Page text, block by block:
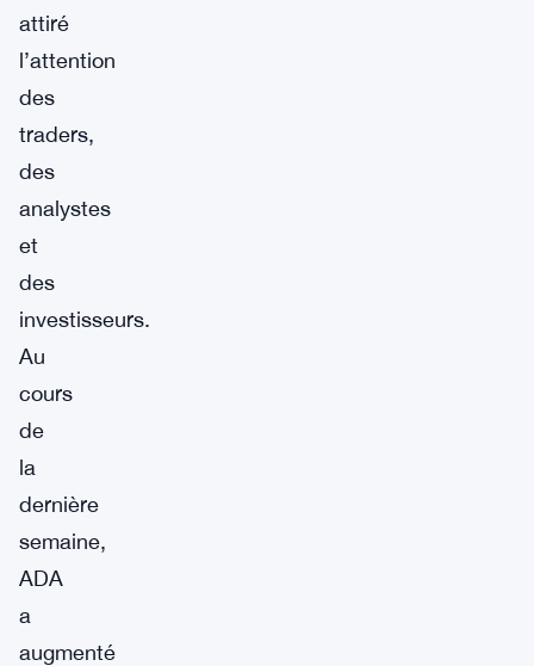
attiré
l’attention
des
traders,
des
analystes
et
des
investisseurs.
Au
cours
de
la
dernière
semaine,
ADA
a
augmenté